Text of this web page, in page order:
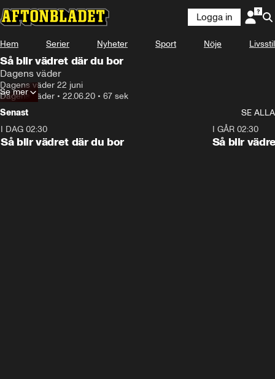
Logga in
Hem Serier Nyheter Sport Nöje Livsstil
Så blir vädret där du bor
Dagens väder
Dagens väder 22 juni
Dagens väder • 22.06.20 • 67 sek
Se mer
Senast
SE ALLA
I DAG 02:30
Så blir vädret där du bor
I GÅR 02:30
Så blir